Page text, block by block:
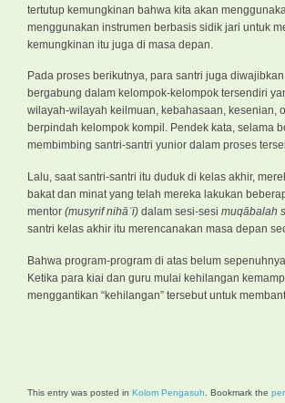
tertutup kemungkinan bahwa kita akan
menggunakan instrumen berbasis sidik jari untuk
kemungkinan itu juga di masa depan.
Pada proses berikutnya, para santri juga
bergabung dalam kelompok-kelompok tersendiri
wilayah-wilayah keilmuan, kebahasaan, kesenian,
berpindah kelompok kompil. Pendek kata, selama
membimbing santri-santri yunior dalam proses
Lalu, saat santri-santri itu duduk di kelas akhir,
bakat dan minat yang telah mereka lakukan
mentor (musyrif nihāʾī) dalam sesi-sesi muqābalah
santri kelas akhir itu merencanakan masa depan
Bahwa program-program di atas belum
Ketika para kiai dan guru mulai kehilangan
menggantikan “kehilangan” tersebut untuk
This entry was posted in Kolom Pengasuh . Bookmark the